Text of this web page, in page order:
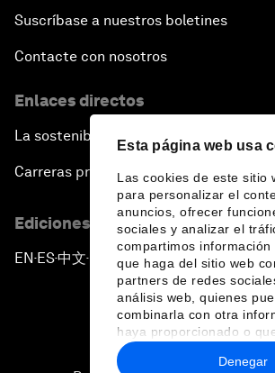
Esta página web usa
Las cookies de este sitio
para personalizar el
anuncios, ofrecer
sociales y analizar el
compartimos
que haga del sitio web
partners de redes
análisis web, quienes
combinarla con otra
haya proporcionado o
recopilado a partir del
hecho de sus servicios.
Denegar
Suscríbase a nuestros boletines
Contacte con nosotros
Enlaces directos
La sostenibilidad en el Foro
Carreras profesionales
Ediciones en otros idiomas
EN ▪ES▪中文▪ 日本語